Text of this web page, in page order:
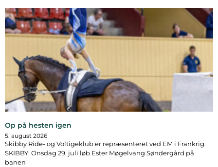
Op på hesten igen
5. august 2026
Skibby Ride- og Voltigeklub er repræsenteret ved EM i Frankrig.
SKIBBY: Onsdag 29. juli løb Ester Møgelvang Søndergård på
banen